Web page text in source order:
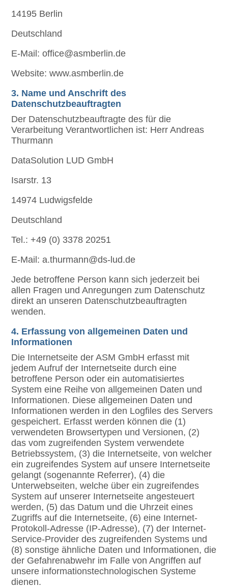
14195 Berlin
Deutschland
E-Mail: office@asmberlin.de
Website: www.asmberlin.de
3. Name und Anschrift des
Datenschutzbeauftragten
Der Datenschutzbeauftragte des für die
Verarbeitung Verantwortlichen ist: Herr Andreas
Thurmann
DataSolution LUD GmbH
Isarstr. 13
14974 Ludwigsfelde
Deutschland
Tel.: +49 (0) 3378 20251
E-Mail: a.thurmann@ds-lud.de
Jede betroffene Person kann sich jederzeit bei
allen Fragen und Anregungen zum Datenschutz
direkt an unseren Datenschutzbeauftragten
wenden.
4. Erfassung von allgemeinen Daten und
Informationen
Die Internetseite der ASM GmbH erfasst mit
jedem Aufruf der Internetseite durch eine
betroffene Person oder ein automatisiertes
System eine Reihe von allgemeinen Daten und
Informationen. Diese allgemeinen Daten und
Informationen werden in den Logfiles des Servers
gespeichert. Erfasst werden können die (1)
verwendeten Browsertypen und Versionen, (2)
das vom zugreifenden System verwendete
Betriebssystem, (3) die Internetseite, von welcher
ein zugreifendes System auf unsere Internetseite
gelangt (sogenannte Referrer), (4) die
Unterwebseiten, welche über ein zugreifendes
System auf unserer Internetseite angesteuert
werden, (5) das Datum und die Uhrzeit eines
Zugriffs auf die Internetseite, (6) eine Internet-
Protokoll-Adresse (IP-Adresse), (7) der Internet-
Service-Provider des zugreifenden Systems und
(8) sonstige ähnliche Daten und Informationen, die
der Gefahrenabwehr im Falle von Angriffen auf
unsere informationstechnologischen Systeme
dienen.